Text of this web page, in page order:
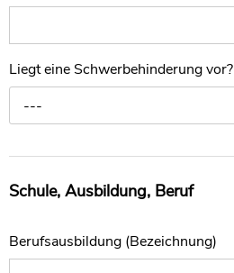
Liegt eine Schwerbehinderung vor?
---
Schule, Ausbildung, Beruf
Berufsausbildung (Bezeichnung)